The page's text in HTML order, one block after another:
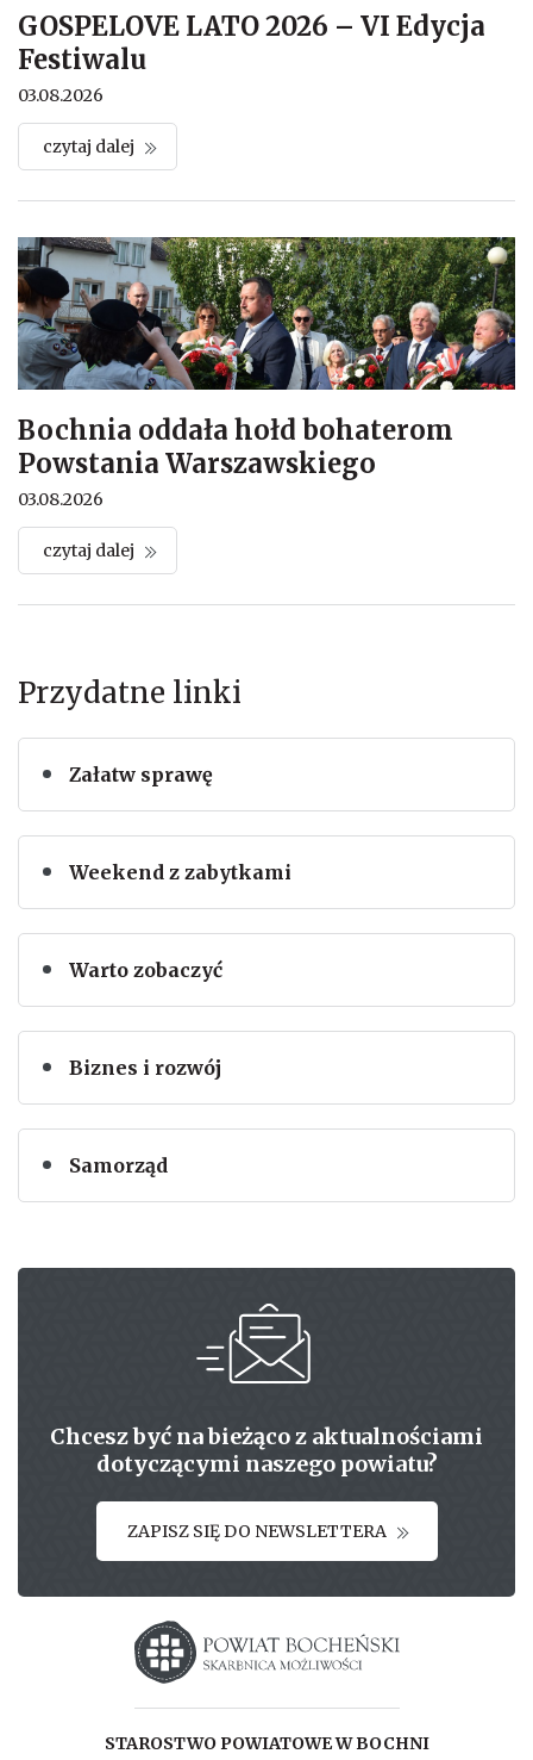
Przydatne linki
Załatw sprawę
Weekend z zabytkami
Warto zobaczyć
Biznes i rozwój
Samorząd
GOSPELOVE LATO 2026 – VI Edycja
Festiwalu
03.08.2026
czytaj dalej
Bochnia oddała hołd bohaterom
Powstania Warszawskiego
03.08.2026
czytaj dalej
Chcesz być na bieżąco z aktualnościami
dotyczącymi naszego powiatu?
ZAPISZ SIĘ DO NEWSLETTERA
Starostwo powiatowe w Bochni
STAROSTWO POWIATOWE W BOCHNI